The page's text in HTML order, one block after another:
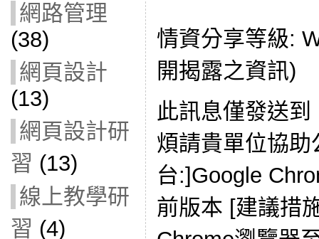
網路管理
(38)
網頁設計
(13)
網頁設計研
習 (13)
線上教學研
習 (4)
情資分享等級:
開揭露之資訊)
此訊息僅發送
煩請貴單位協
台:]Google
前版本 [建議措